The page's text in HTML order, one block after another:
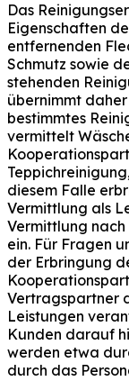
Das
Eigenschaften
entfernenden
Schmutz sowie
stehenden
übernimmt
bestimmtes
vermittelt
diesem Falle
Vermittlung als
Vermittlung
ein. Für Fragen
der Erbringung
Vertragspartner
Leistungen
Kunden darauf
werden etwa
durch das